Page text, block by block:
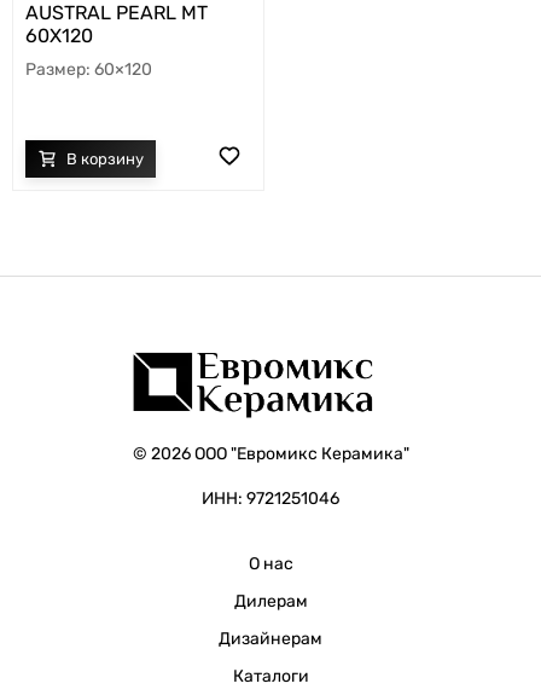
AUSTRAL PEARL MT
60X120
60×120
© 2026 ООО "Евромикс Керамика"
ИНН: 9721251046
О нас
Дилерам
Дизайнерам
Каталоги